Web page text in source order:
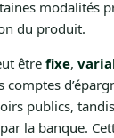
modalités
du produit.
être fixe,
comptes
publics,
la banque.